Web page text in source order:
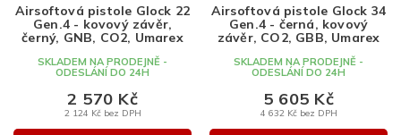
R
M
Airsoftová pistole Glock 22
Gen.4 - kovový závěr,
černý, GNB, CO2, Umarex
SKLADEM NA PRODEJNĚ -
ODESLÁNÍ DO 24H
2 124 Kč bez DPH
2 570 Kč
Airsoftová pistole Glock 34
Gen.4 - černá, kovový
závěr, CO2, GBB, Umarex
SKLADEM NA PRODEJNĚ -
ODESLÁNÍ DO 24H
4 632 Kč bez DPH
5 605 Kč